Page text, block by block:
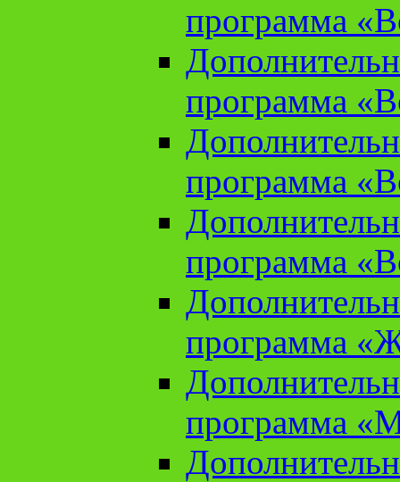
программа
программа
программа
программа
программа
программа